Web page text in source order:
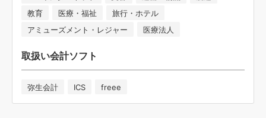
教育
医療・福祉
旅行・ホテル
アミューズメント・レジャー
医療法人
取扱い会計ソフト
弥生会計 ICS freee